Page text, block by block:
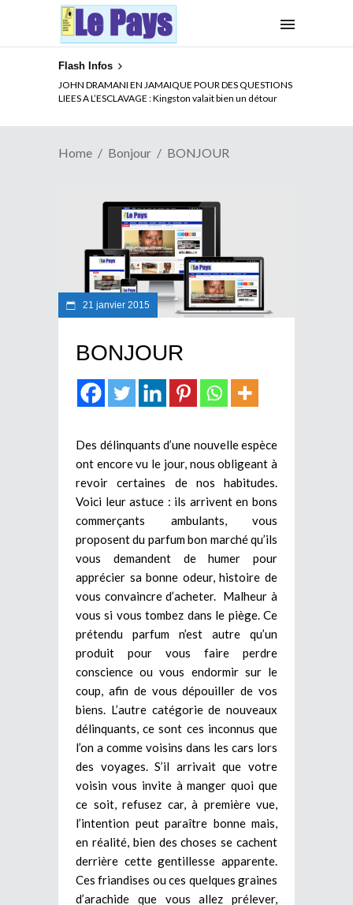
Flash Infos
JOHN DRAMANI EN JAMAIQUE POUR DES QUESTIONS
LIEES A L’ESCLAVAGE : Kingston valait bien un détour
Home Bonjour BONJOUR
21 janvier 2015
BONJOUR
Des délinquants d’une nouvelle espèce
ont encore vu le jour, nous obligeant à
revoir certaines de nos habitudes.
Voici leur astuce : ils arrivent en bons
commerçants ambulants, vous
proposent du parfum bon marché qu’ils
vous demandent de humer pour
apprécier sa bonne odeur, histoire de
vous convaincre d’acheter. Malheur à
vous si vous tombez dans le piège. Ce
prétendu parfum n’est autre qu’un
produit pour vous faire perdre
conscience ou vous endormir sur le
coup, afin de vous dépouiller de vos
biens. L’autre catégorie de nouveaux
délinquants, ce sont ces inconnus que
l’on a comme voisins dans les cars lors
des voyages. S’il arrivait que votre
voisin vous invite à manger quoi que
ce soit, refusez car, à première vue,
l’intention peut paraître bonne mais,
en réalité, bien des choses se cachent
derrière cette gentillesse apparente.
Ces friandises ou ces quelques graines
d’arachide que vous allez prélever,